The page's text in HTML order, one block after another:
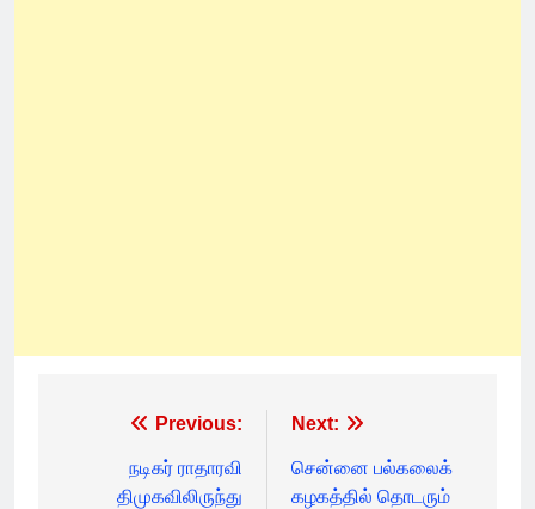
navigation
Previous:
நடிகர் ராதாரவி
திமுகவிலிருந்து
Next:
சென்னை பல்கலைக்
கழகத்தில் தொடரும்